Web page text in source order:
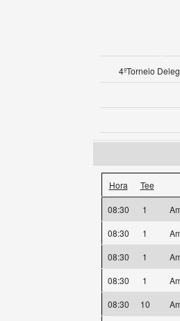
4ºTorneio
Hora Tee
08:30 1
08:30
1
08:30
1
08:30
1
08:30
10